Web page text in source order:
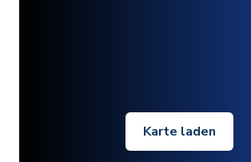
Karte laden